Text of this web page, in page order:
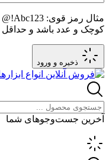
مثال رمز قوی: Abc123!@
کوچک و عدد باشد و حداقل ۸ کاراکتر داشته باشد.
ذخیره و ورود
آخرین جست‌وجوهای شما